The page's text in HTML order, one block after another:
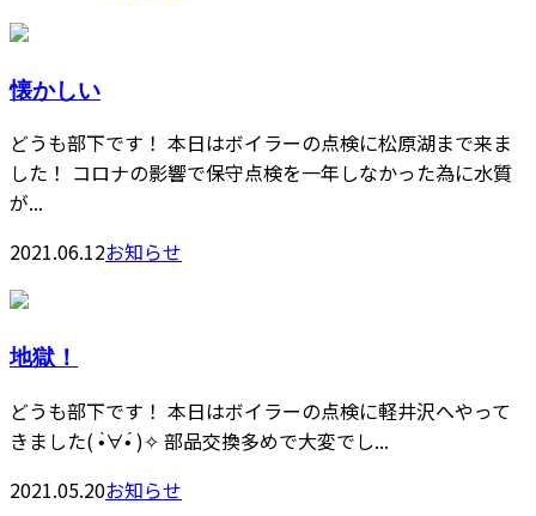
懐かしい
どうも部下です！ 本日はボイラーの点検に松原湖まで来ま
した！ コロナの影響で保守点検を一年しなかった為に水質
が...
2021.06.12お知らせ
地獄！
どうも部下です！ 本日はボイラーの点検に軽井沢へやって
きました( •̀∀︎•́ )✧︎ 部品交換多めで大変でし...
2021.05.20お知らせ